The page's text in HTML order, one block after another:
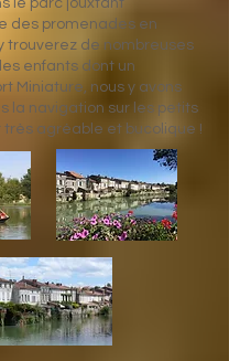
le parc jouxtant
des promenades en
trouverez de nombreuses
enfants dont un
Miniature, nous y avons
la navigation sur les petits
très agréable et bucolique !